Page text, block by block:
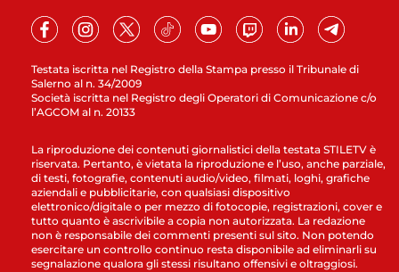
Testata iscritta nel Registro della Stampa presso il Tribunale di
Salerno al n. 34/2009
Società iscritta nel Registro degli Operatori di Comunicazione c/o
l’AGCOM al n. 20133
La riproduzione dei contenuti giornalistici della testata STILETV è
riservata. Pertanto, è vietata la riproduzione e l’uso, anche parziale,
di testi, fotografie, contenuti audio/video, filmati, loghi, grafiche
aziendali e pubblicitarie, con qualsiasi dispositivo
elettronico/digitale o per mezzo di fotocopie, registrazioni, cover e
tutto quanto è ascrivibile a copia non autorizzata. La redazione
non è responsabile dei commenti presenti sul sito. Non potendo
esercitare un controllo continuo resta disponibile ad eliminarli su
segnalazione qualora gli stessi risultano offensivi e oltraggiosi.